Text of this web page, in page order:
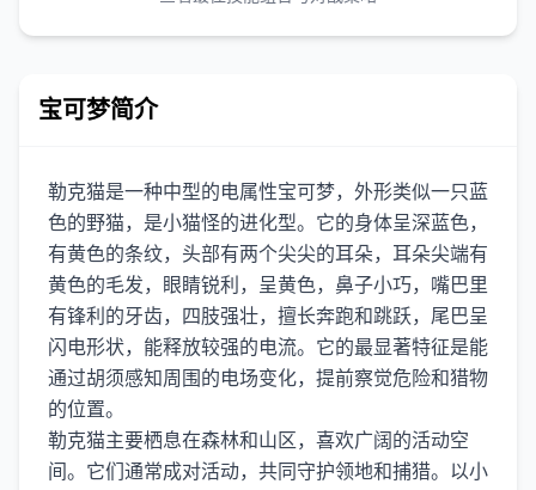
宝可梦简介
勒克猫是一种中型的电属性宝可梦，外形类似一只蓝
色的野猫，是小猫怪的进化型。它的身体呈深蓝色，
有黄色的条纹，头部有两个尖尖的耳朵，耳朵尖端有
黄色的毛发，眼睛锐利，呈黄色，鼻子小巧，嘴巴里
有锋利的牙齿，四肢强壮，擅长奔跑和跳跃，尾巴呈
闪电形状，能释放较强的电流。它的最显著特征是能
通过胡须感知周围的电场变化，提前察觉危险和猎物
的位置。
勒克猫主要栖息在森林和山区，喜欢广阔的活动空
间。它们通常成对活动，共同守护领地和捕猎。以小